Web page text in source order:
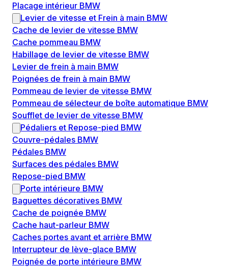
Placage intérieur BMW
Levier de vitesse et Frein à main BMW
Cache de levier de vitesse BMW
Cache pommeau BMW
Habillage de levier de vitesse BMW
Levier de frein à main BMW
Poignées de frein à main BMW
Pommeau de levier de vitesse BMW
Pommeau de sélecteur de boîte automatique BMW
Soufflet de levier de vitesse BMW
Pédaliers et Repose-pied BMW
Couvre-pédales BMW
Pédales BMW
Surfaces des pédales BMW
Repose-pied BMW
Porte intérieure BMW
Baguettes décoratives BMW
Cache de poignée BMW
Cache haut-parleur BMW
Caches portes avant et arrière BMW
Interrupteur de lève-glace BMW
Poignée de porte intérieure BMW